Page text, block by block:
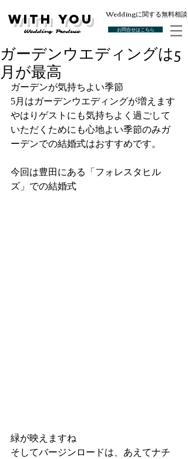
With You
Wedding Produce お問合せはこちら
Weddingに関する無料相談
ガーデンウエディングは5
月が最高
ガーデンが気持ちよい季節
5月はガーデンウエディングが増えます
やはりゲストにも気持ちよく過ごして
いただくためにも心地よい季節のみガ
ーデンでの結婚式はおすすめです。
今回は豊田にある「フォレスタヒル
ズ」での結婚式
緑が映えますね
そしてバージンロードは、あえてナチ